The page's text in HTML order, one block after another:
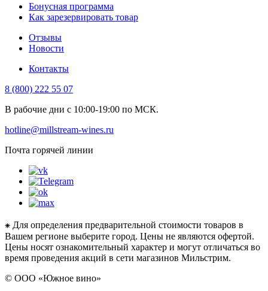
Бонусная программа
Как зарезервировать товар
Отзывы
Новости
Контакты
8 (800) 222 55 07
В рабочие дни с 10:00-19:00 по МСК.
hotline@millstream-wines.ru
Почта горячей линии
⁕ Для определения предварительной стоимости товаров в
Вашем регионе выберите город. Цены не являются офертой.
Цены носят ознакомительный характер и могут отличаться во
время проведения акций в сети магазинов Мильстрим.
© ООО «Южное вино»